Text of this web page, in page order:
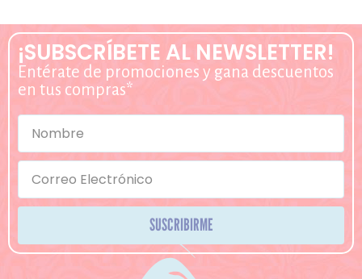
¡SUBSCRÍBETE AL NEWSLETTER!
Entérate de promociones y gana descuentos
en tus compras*
SUSCRIBIRME